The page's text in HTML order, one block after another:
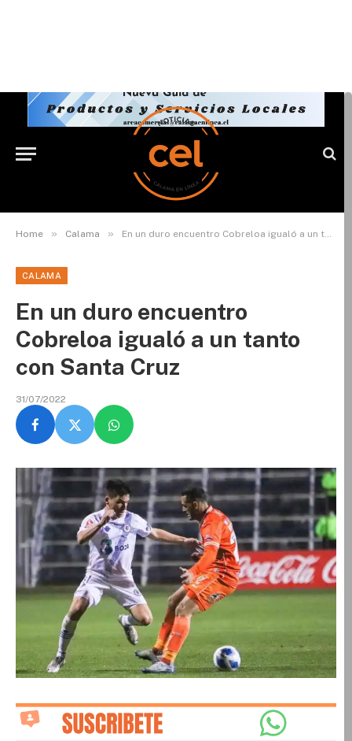
Home » Calama » En un duro encuentro Cobreloa igualó a un tanto con Santa Cruz
CALAMA
En un duro encuentro
Cobreloa igualó a un tanto
con Santa Cruz
31/07/2022